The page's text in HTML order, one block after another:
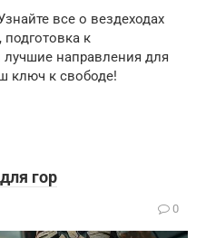
все о вездеходах
к
направления для
ключ к свободе!
гор
0